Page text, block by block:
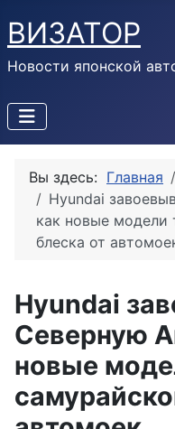
ВИЗАТОР
Новости японской
Вы здесь: Главная
Hyundai
как новые модели
блеска от
Hyundai
Северную
новые